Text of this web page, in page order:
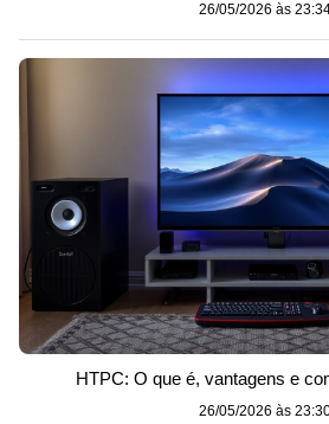
26/05/2026 às
HTPC: O que é, vantagens e
26/05/2026 às